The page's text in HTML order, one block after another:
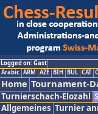
Logged on: Gast
Arabic ARM AZE BIH BUL CAT
Home Tournament-
Turnierschach-Elozahl
Allgemeines Turnier